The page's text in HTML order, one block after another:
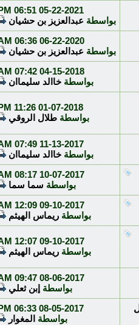
05-22-2021
06:51 PM
بواسطة عبدالعزيز بن حشيان
06-22-2020
06:36 AM
بواسطة عبدالعزيز بن حشيان
04-15-2018
07:42 AM
بواسطة خاالد سليماان
01-07-2018
11:26 PM
بواسطة طلال الروقي
11-13-2017
07:49 AM
بواسطة خاالد سليماان
10-07-2017
08:17 AM
بواسطة سما سما
09-10-2017
12:09 AM
بواسطة ريماس الهيثم
09-10-2017
12:07 AM
بواسطة ريماس الهيثم
08-06-2017
09:47 AM
بواسطة إبن ثعلي
08-05-2017
06:33 PM
بواسطة المغوار